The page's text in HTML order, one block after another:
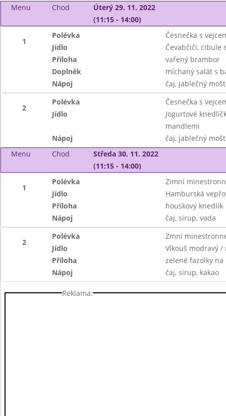
Menu
Chod
Úterý 29. 11. 2022
(11:15 - 14:00)
1
Polévka
Česnečka s
Jídlo
Čevabčiči, cibule
Příloha
vařený brambor
Doplněk
míchaný salát s
Nápoj
čaj, jablečný
2
Polévka
Česnečka s
Jídlo
Jogurtové
mandlemi
Nápoj
čaj, jablečný
Menu
Chod
Středa 30. 11. 2022
(11:15 - 14:00)
1
Polévka
Zimní
Jídlo
Hamburská
Příloha
houskový knedlík
Nápoj
čaj, sirup, voda
2
Polévka
Zmní
Jídlo
Vlkouš modravý /
Příloha
zelené fazolky
Nápoj
čaj, sirup, kakao
Reklama: